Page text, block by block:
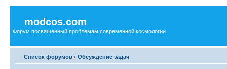
modcos.com
Форум посвященный проблемам современной космологии
Список форумов ‹ Обсуждение задач